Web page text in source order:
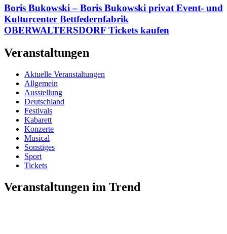
Boris Bukowski – Boris Bukowski privat Event- und
Kulturcenter Bettfedernfabrik
OBERWALTERSDORF Tickets kaufen
Veranstaltungen
Aktuelle Veranstaltungen
Allgemein
Ausstellung
Deutschland
Festivals
Kabarett
Konzerte
Musical
Sonstiges
Sport
Tickets
Veranstaltungen im Trend